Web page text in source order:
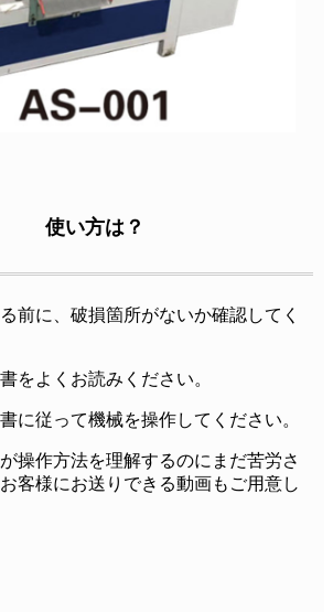
使い方は？
前に、破損箇所がないか確認してく
をよくお読みください。
に従って機械を操作してください。
操作方法を理解するのにまだ苦労さ
客様にお送りできる動画もご用意し